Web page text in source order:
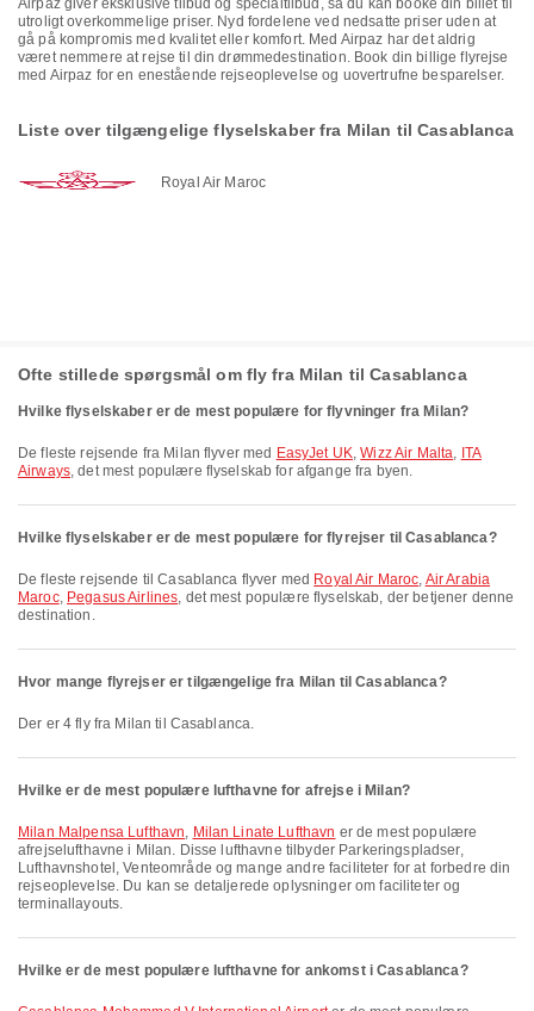
Airpaz giver eksklusive tilbud og specialtilbud, så du kan booke din billet til
utroligt overkommelige priser. Nyd fordelene ved nedsatte priser uden at
gå på kompromis med kvalitet eller komfort. Med Airpaz har det aldrig
været nemmere at rejse til din drømmedestination. Book din billige flyrejse
med Airpaz for en enestående rejseoplevelse og uovertrufne besparelser.
Liste over tilgængelige flyselskaber fra Milan til Casablanca
Royal Air Maroc
Ofte stillede spørgsmål om fly fra Milan til Casablanca
Hvilke flyselskaber er de mest populære for flyvninger fra Milan?
De fleste rejsende fra Milan flyver med EasyJet UK,Wizz Air Malta, ITA
Airways, det mest populære flyselskab for afgange fra byen.
Hvilke flyselskaber er de mest populære for flyrejser til Casablanca?
De fleste rejsende til Casablanca flyver med Royal Air Maroc, Air Arabia
Maroc, Pegasus Airlines, det mest populære flyselskab, der betjener denne
destination.
Hvor mange flyrejser er tilgængelige fra Milan til Casablanca?
Der er 4 fly fra Milan til Casablanca.
Hvilke er de mest populære lufthavne for afrejse i Milan?
Milan Malpensa Lufthavn, Milan Linate Lufthavn er de mest populære
afrejselufthavne i Milan. Disse lufthavne tilbyder Parkeringspladser,
Lufthavnshotel, Venteområde og mange andre faciliteter for at forbedre din
rejseoplevelse. Du kan se detaljerede oplysninger om faciliteter og
terminallayouts.
Hvilke er de mest populære lufthavne for ankomst i Casablanca?